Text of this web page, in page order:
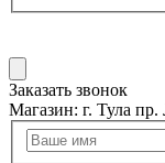
Заказать звонок
Магазин: г. Тула